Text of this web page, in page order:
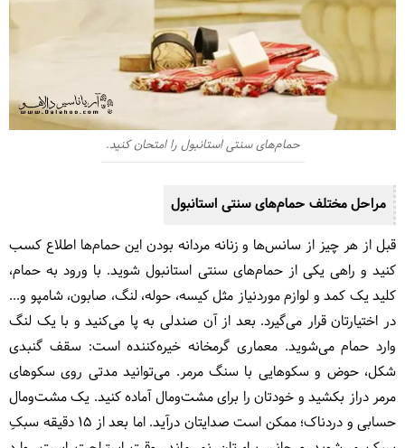
حمام‌های سنتی استانبول را امتحان کنید.
مراحل مختلف حمام‌های سنتی استانبول
قبل از هر چیز از سانس‌ها و زنانه مردانه بودن این حمام‌ها اطلاع کسب
کنید و راهی یکی از حمام‌های سنتی استانبول شوید. با ورود به حمام،
کلید یک کمد و لوازم موردنیاز مثل کیسه، حوله، لنگ، صابون، شامپو و...
در اختیارتان قرار می‌گیرد. بعد از آن صندلی به پا می‌کنید و با یک لنگ
وارد حمام می‌شوید. معماری گرمخانه خیره‌کننده است: سقف گنبدی
شکل، حوض و سکوهایی با سنگ مرمر. می‌توانید مدتی روی سکوهای
مرمر دراز بکشید و خودتان را برای مشت‌ومال آماده کنید. یک مشت‌ومال
حسابی و دردناک؛ ممکن است صدایتان درآید. اما بعد از 15 دقیقه سبکِ